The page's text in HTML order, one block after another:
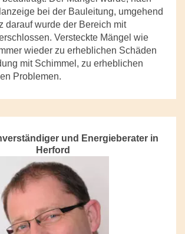
bei der Bauleitung, umgehend
darauf wurde der Bereich mit
Versteckte Mängel wie
wieder zu erheblichen Schäden
mit Schimmel, zu erheblichen
Problemen.
und Energieberater in
Herford